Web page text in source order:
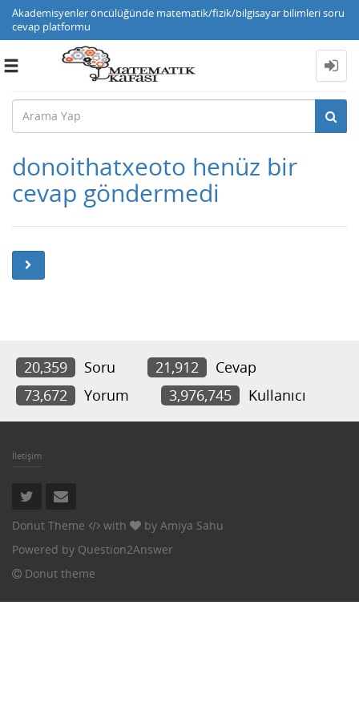
Akademisyenler öncülüğünde matematik/fizik/bilgisayar bilimleri soru
cevap platformu
Toggle
donoithatxeoto henüz bir
cevap göndermedi
20,359 Soru 21,912
Cevap
73,672
Yorum 3,976,745 Kullanıcı
İletişim
Donut Theme with by Amiya Sahu
Powered by Question2Answer
Donut theme